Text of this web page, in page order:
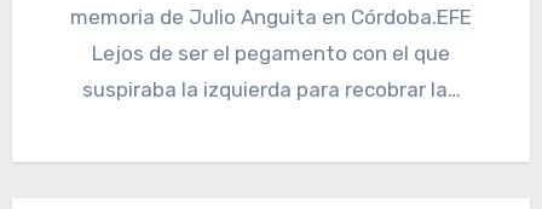
memoria de Julio Anguita en Córdoba.EFE
Lejos de ser el pegamento con el que
suspiraba la izquierda para recobrar la…